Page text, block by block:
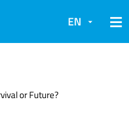
EN
or Future?